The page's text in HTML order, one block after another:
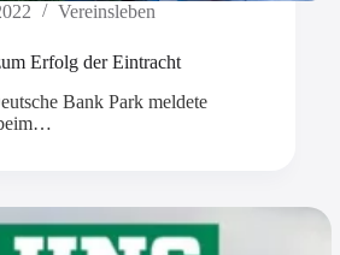
Vereinsleben
Erfolg der Eintracht
Bank Park meldete